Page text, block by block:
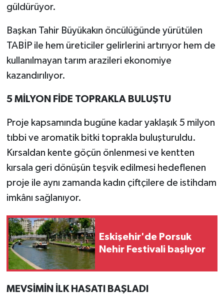
güldürüyor.
Başkan Tahir Büyükakın öncülüğünde yürütülen
TABİP ile hem üreticiler gelirlerini artırıyor hem de
kullanılmayan tarım arazileri ekonomiye
kazandırılıyor.
5 MİLYON FİDE TOPRAKLA BULUŞTU
Proje kapsamında bugüne kadar yaklaşık 5 milyon
tıbbi ve aromatik bitki toprakla buluşturuldu.
Kırsaldan kente göçün önlenmesi ve kentten
kırsala geri dönüşün teşvik edilmesi hedeflenen
proje ile aynı zamanda kadın çiftçilere de istihdam
imkânı sağlanıyor.
Eskişehir'de Porsuk
Nehir Festivali başlıyor
MEVSİMİN İLK HASATI BAŞLADI